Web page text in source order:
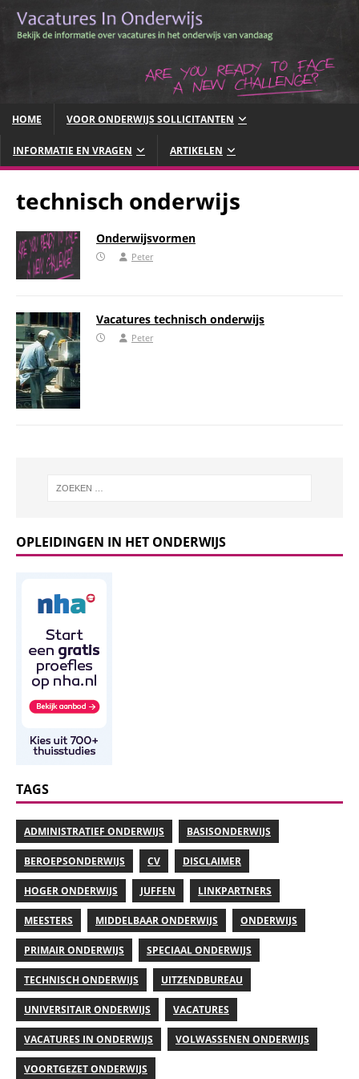
HOME VOOR ONDERWIJS SOLLICITANTEN
INFORMATIE EN VRAGEN ARTIKELEN
technisch onderwijs
Onderwijsvormen
Peter
Vacatures technisch onderwijs
Peter
OPLEIDINGEN IN HET ONDERWIJS
TAGS
ADMINISTRATIEF ONDERWIJS BASISONDERWIJS
BEROEPSONDERWIJS CV DISCLAIMER
HOGER ONDERWIJS JUFFEN LINKPARTNERS
MEESTERS MIDDELBAAR ONDERWIJS ONDERWIJS
PRIMAIR ONDERWIJS SPECIAAL ONDERWIJS
TECHNISCH ONDERWIJS UITZENDBUREAU
UNIVERSITAIR ONDERWIJS VACATURES
VACATURES IN ONDERWIJS VOLWASSENEN ONDERWIJS
VOORTGEZET ONDERWIJS